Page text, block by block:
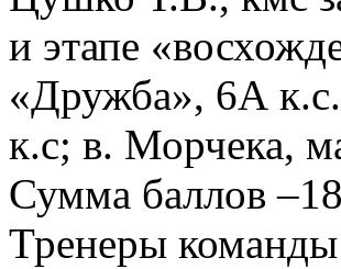
и этапе
«Дружба», 6А
к.с; в. Морчека,
Сумма баллов
Тренеры